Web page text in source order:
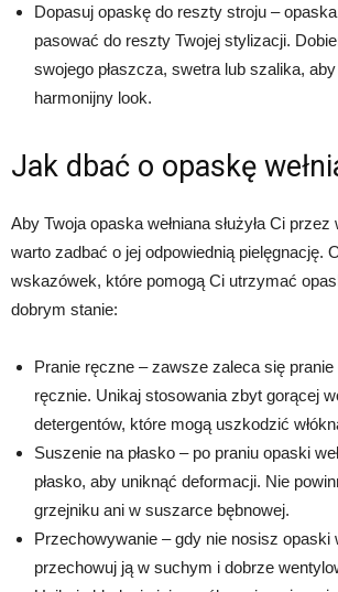
Dopasuj opaskę do reszty stroju – opaska
pasować do reszty Twojej stylizacji.
swojego płaszcza, swetra lub szalika,
harmonijny look.
Jak dbać o opaskę
Aby Twoja opaska wełniana służyła Ci
warto zadbać o jej odpowiednią pielęgnację.
wskazówek, które pomogą Ci utrzymać
dobrym stanie:
Pranie ręczne – zawsze zaleca się pranie
ręcznie. Unikaj stosowania zbyt gorącej
detergentów, które mogą uszkodzić
Suszenie na płasko – po praniu opaski
płasko, aby uniknąć deformacji. Nie
grzejniku ani w suszarce bębnowej.
Przechowywanie – gdy nie nosisz opaski
przechowuj ją w suchym i dobrze